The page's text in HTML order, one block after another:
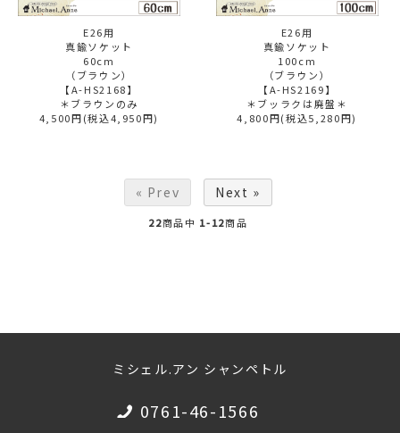
E26用
真鍮ソケット
60cm
（ブラウン）
【A-HS2168】
＊ブラウンのみ
4,500円(税込4,950円)
E26用
真鍮ソケット
100cm
（ブラウン）
【A-HS2169】
＊ブッラクは廃盤＊
4,800円(税込5,280円)
« Prev Next »
22商品中 1-12商品
ミシェル.アン シャンペトル
0761-46-1566